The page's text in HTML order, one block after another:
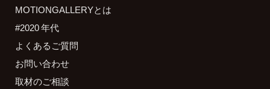
MOTIONGALLERYとは
#2020 年代
よくあるご質問
お問い合わせ
取材のご相談